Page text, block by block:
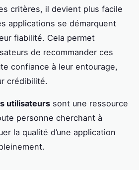
critères, il devient plus facile
applications se démarquent
fiabilité. Cela permet
de recommander ces
confiance à leur entourage,
crédibilité.
utilisateurs sont une ressource
personne cherchant à
la qualité d’une application